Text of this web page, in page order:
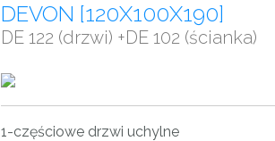
DEVON [120X100X190]
DE 122 (drzwi) +DE 102 (ścianka)
1-częściowe drzwi uchylne